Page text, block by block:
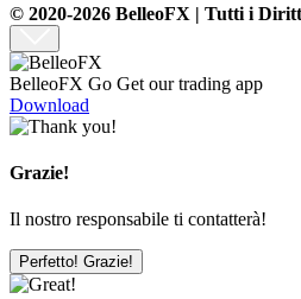
© 2020-2026 BelleoFX | Tutti i
BelleoFX Go Get our trading app
Download
Grazie!
Il nostro responsabile ti contatterà!
Perfetto! Grazie!